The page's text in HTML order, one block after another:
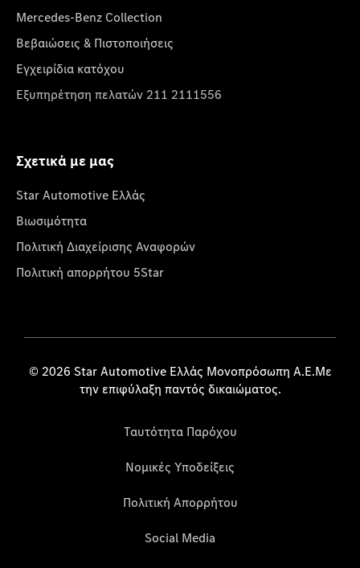
Mercedes-Benz Collection
Βεβαιώσεις & Πιστοποιήσεις
Εγχειρίδια κατόχου
Εξυπηρέτηση πελατών 211 2111556
Σχετικά με μας
Star Automotive Ελλάς
Βιωσιμότητα
Πολιτική Διαχείρισης Αναφορών
Πολιτική απορρήτου 5Star
© 2026 Star Automotive Ελλάς Μονοπρόσωπη Α.Ε.Με
την επιφύλαξη παντός δικαιώματος.
Ταυτότητα Παρόχου
Νομικές Υποδείξεις
Πολιτική Απορρήτου
Social Media